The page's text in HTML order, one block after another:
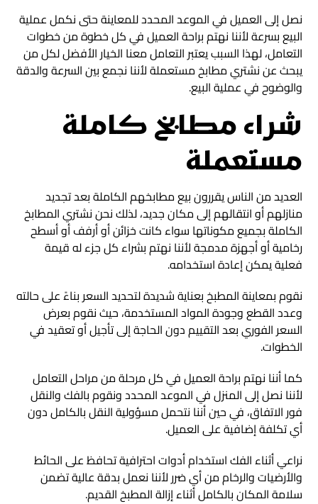
نصل إلى العميل في الموعد المحدد للمعاينة حتى نكمل عملية
البيع بسرعة لأننا نهتم براحة العميل في كل خطوة من خطوات
التعامل، لهذا السبب يعتبر التعامل معنا الخيار الأفضل لكل من
يبحث عن نشتري مطابخ مستعملة لأننا نجمع بين السرعة والدقة
والوضوح في عملية البيع.
شراء مطابخ كاملة
مستعملة
العديد من الناس يقررون بيع مطابخهم الكاملة بعد تجديد
منازلهم أو انتقالهم إلى مكان جديد، لذلك نحن نشتري المطابخ
الكاملة بجميع مكوناتها سواء كانت خزائن أو أرفف أو أسطح
رخامية أو أجهزة مدمجة لأننا نهتم بشراء كل جزء له قيمة
فعلية يمكن إعادة استخدامه.
نقوم بمعاينة المطبخ بعناية شديدة لتحديد السعر بناءً على حالته
وعدد القطع وجودة المواد المستخدمة، حيث نقوم بعرض
السعر الفوري بعد التقييم دون الحاجة إلى تأجيل أو تعقيد في
الخطوات.
كما أننا نهتم براحة العميل في كل مرحلة من مراحل التعامل
لأننا نصل إلى المنزل في الموعد المحدد ونقوم بالفك والنقل
فور الاتفاق، في حين أننا نتحمل مسؤولية النقل بالكامل دون
أي تكلفة إضافية على العميل.
نراعي أثناء الفك استخدام أدوات احترافية تحافظ على الحائط
والأرضيات والرخام من أي ضرر لأننا نعمل بدقة عالية تضمن
سلامة المكان بالكامل أثناء إزالة المطبخ القديم.